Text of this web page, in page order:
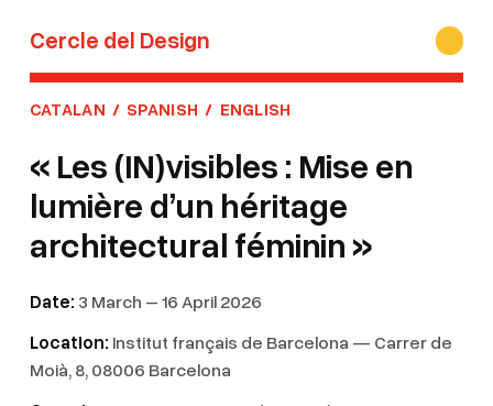
Cercle del Design
CATALAN / SPANISH / ENGLISH
« Les (IN)visibles : Mise en
lumière d’un héritage
architectural féminin »
Date: 3 March – 16 April 2026
Location: Institut français de Barcelona — Carrer de
Moià, 8, 08006 Barcelona